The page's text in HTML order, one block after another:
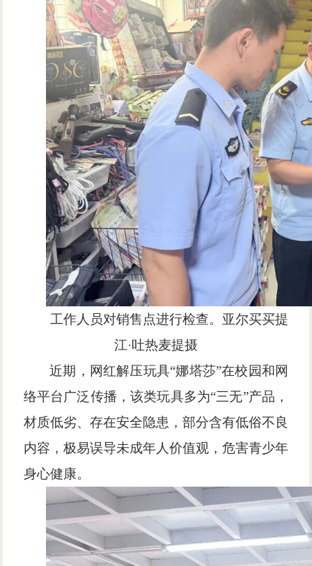
工作人员对销售点进行检查。亚尔买买提
江·吐热麦提摄
近期，网红解压玩具“娜塔莎”在校园和网
络平台广泛传播，该类玩具多为“三无”产品，
材质低劣、存在安全隐患，部分含有低俗不良
内容，极易误导未成年人价值观，危害青少年
身心健康。